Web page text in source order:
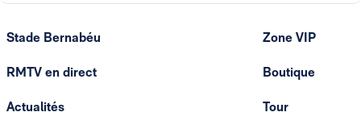
Stade Bernabéu
RMTV en direct
Actualités
Zone VIP
Boutique
Tour